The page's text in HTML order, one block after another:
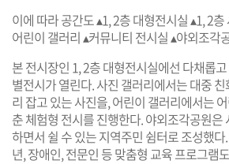
이에 따라 공간도 ▴1, 2층 대형전시실 ▴1, 2
어린이 갤러리 ▴커뮤니티 전시실 ▴야외조각
본 전시장인 1, 2층 대형전시실에선 다채롭
별전시가 열린다. 사진 갤러리에서는 대중
리 잡고 있는 사진을, 어린이 갤러리에서는
춘 체험형 전시를 진행한다. 야외조각공원은
하면서 쉴 수 있는 지역주민 쉼터로 조성했
년, 장애인, 전문인 등 맞춤형 교육 프로그램